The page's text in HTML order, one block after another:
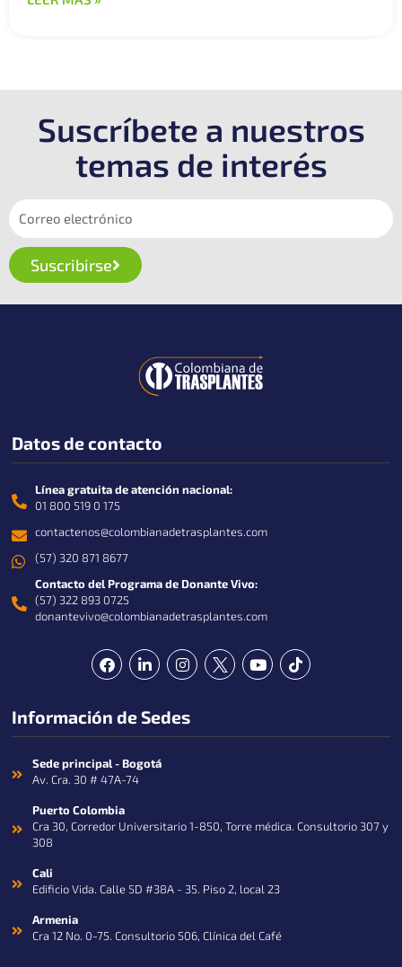
Suscríbete a nuestros
temas de interés
Suscribirse
Datos de contacto
Línea gratuita de atención nacional:
01 800 519 0 175
contactenos@colombianadetrasplantes.com
(57) 320 871 8677
Contacto del Programa de Donante Vivo:
(57) 322 893 0725
donantevivo@colombianadetrasplantes.com
F
a
b
o
k
L
i
e
d
n
I
n
a
g
Y
o
b
T
i
k
Información de Sedes
Sede principal - Bogotá
Av. Cra. 30 # 47A-74
Puerto Colombia
Cra 30, Corredor Universitario 1-850, Torre médica. Consultorio 307 y
308
Cali
Edificio Vida. Calle 5D #38A - 35. Piso 2, local 23
Armenia
Cra 12 No. 0-75. Consultorio 506, Clínica del Café